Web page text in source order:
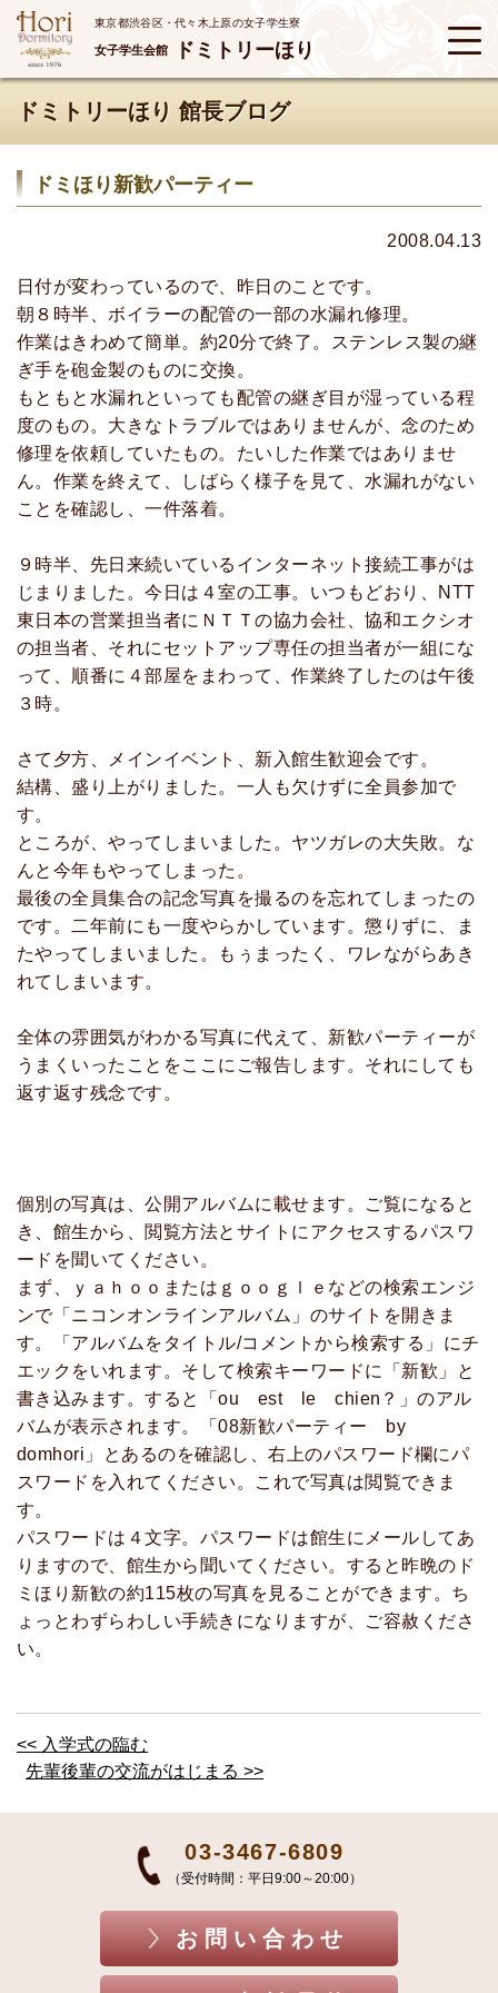
東京都渋谷区・代々木上原の女子学生寮
女子学生会館 ドミトリーほり
ドミトリーほり 館長ブログ
ドミほり新歓パーティー
2008.04.13
日付が変わっているので、昨日のことです。
朝８時半、ボイラーの配管の一部の水漏れ修理。
作業はきわめて簡単。約20分で終了。ステンレス製の継
ぎ手を砲金製のものに交換。
もともと水漏れといっても配管の継ぎ目が湿っている程
度のもの。大きなトラブルではありませんが、念のため
修理を依頼していたもの。たいした作業ではありませ
ん。作業を終えて、しばらく様子を見て、水漏れがない
ことを確認し、一件落着。
９時半、先日来続いているインターネット接続工事がは
じまりました。今日は４室の工事。いつもどおり、NTT
東日本の営業担当者にＮＴＴの協力会社、協和エクシオ
の担当者、それにセットアップ専任の担当者が一組にな
って、順番に４部屋をまわって、作業終了したのは午後
３時。
さて夕方、メインイベント、新入館生歓迎会です。
結構、盛り上がりました。一人も欠けずに全員参加で
す。
ところが、やってしまいました。ヤツガレの大失敗。な
んと今年もやってしまった。
最後の全員集合の記念写真を撮るのを忘れてしまったの
です。二年前にも一度やらかしています。懲りずに、ま
たやってしまいました。もぅまったく、ワレながらあき
れてしまいます。
全体の雰囲気がわかる写真に代えて、新歓パーティーが
うまくいったことをここにご報告します。それにしても
返す返す残念です。
個別の写真は、公開アルバムに載せます。ご覧になると
き、館生から、閲覧方法とサイトにアクセスするパスワ
ードを聞いてください。
まず、ｙａｈｏｏまたはｇｏｏｇｌｅなどの検索エンジ
ンで「ニコンオンラインアルバム」のサイトを開きま
す。「アルバムをタイトル/コメントから検索する」にチ
エックをいれます。そして検索キーワードに「新歓」と
書き込みます。すると「ou est le chien？」のアル
バムが表示されます。「08新歓パーティー by
domhori」とあるのを確認し、右上のパスワード欄にパ
スワードを入れてください。これで写真は閲覧できま
す。
パスワードは４文字。パスワードは館生にメールしてあ
りますので、館生から聞いてください。すると昨晩のド
ミほり新歓の約115枚の写真を見ることができます。ち
ょっとわずらわしい手続きになりますが、ご容赦くださ
い。
<< 入学式の臨む
先輩後輩の交流がはじまる >>
03-3467-6809
（受付時間：平日9:00～20:00）
お問い合わせ